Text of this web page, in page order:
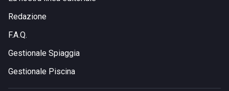
Redazione
F.A.Q.
Gestionale Spiaggia
Gestionale Piscina